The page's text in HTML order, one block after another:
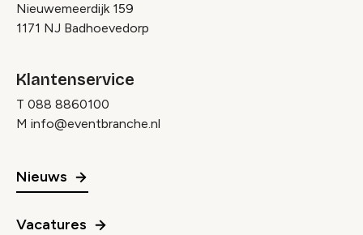
Nieuwemeerdijk 159
1171 NJ Badhoevedorp
Klantenservice
T 088 8860100
M info@eventbranche.nl
Nieuws
Vacatures